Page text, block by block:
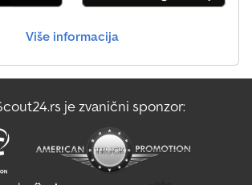
Više informacija
je zvanični sponzor: